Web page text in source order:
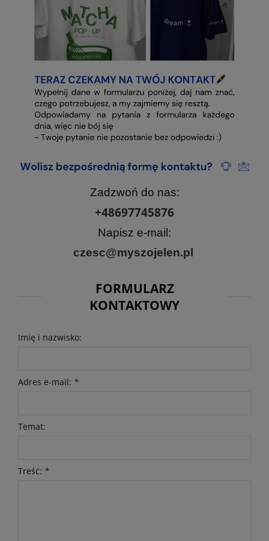
Zadzwoń do nas:
+48697745876
Napisz e-mail:
czesc@myszojelen.pl
FORMULARZ
KONTAKTOWY
Imię i nazwisko:
Adres e-mail: *
Temat:
Treść: *